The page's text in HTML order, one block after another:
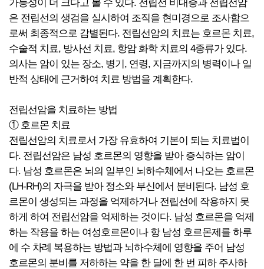
가능성이 더 크다고 볼 수 있다. 전립선 비대증과 전립선암
은 전립선의 생검을 실시하여 조직을 현미경으로 조사함으
로써 최종적으로 감별된다. 전립선암의 치료는 호르몬 치료,
수술적 치료, 방사선 치료, 항암 화학 치료의 4종류가 있다.
의사는 암이 있는 장소, 병기, 연령, 지금까지의 병력이나 일
반적 상태에 근거하여 치료 방법을 계획한다.
전립선암을 치료하는 방법
① 호르몬 치료
전립선암의 치료로서 가장 유효하여 기본이 되는 치료법이
다. 전립선암은 남성 호르몬의 영향을 받아 증식하는 암이
다. 남성 호르몬은 뇌의 일부인 뇌하수체에서 나오는 호르몬
(LH-RH)의 자극을 받아 정소와 부신에서 분비된다. 남성 호
르몬이 생성되는 과정을 억제하거나 전립선에 작용하지 못
하게 하여 전립선암을 억제하는 것이다. 남성 호르몬을 억제
하는 작용을 하는 여성호르몬이나 항 남성 호르몬제를 하루
에 수 차례 복용하는 방법과 뇌하수체에 영향을 주어 남성
호르몬의 분비를 저하하는 약을 한 달에 한 번 피하 주사하